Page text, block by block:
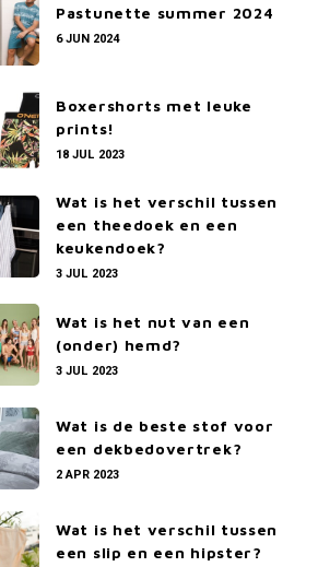
Pastunette summer 2024
6 JUN 2024
Boxershorts met leuke
prints!
18 JUL 2023
Wat is het verschil tussen
een theedoek en een
keukendoek?
3 JUL 2023
Wat is het nut van een
(onder) hemd?
3 JUL 2023
Wat is de beste stof voor
een dekbedovertrek?
2 APR 2023
Wat is het verschil tussen
een slip en een hipster?